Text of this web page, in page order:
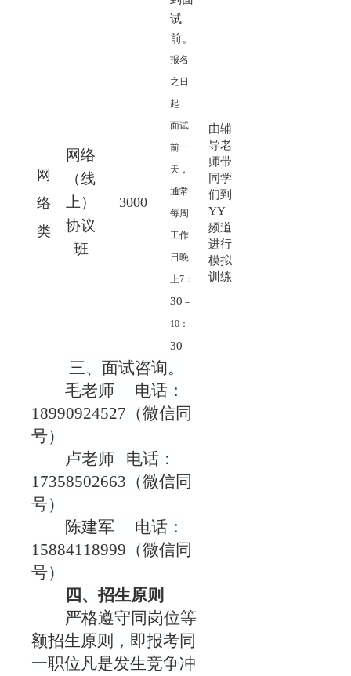
试
前。
网
络
类
网络
（线
上）
协议
班
3000
报名
之日
起－
面试
前一
天，
通常
每周
工作
日晚
上7：
30 －
10：
30
由辅
导老
师带
同学
们到
YY
频道
进行
模拟
训练
三、面试咨询。
毛老师 电话：
18990924527（微信同
号）
卢老师
电话：
17358502663（微信同
号）
陈建军 电话：
15884118999（微信同
号）
四、招生原则
严格遵守同岗位等
额招生原则，即报考同
一职位凡是发生竞争冲